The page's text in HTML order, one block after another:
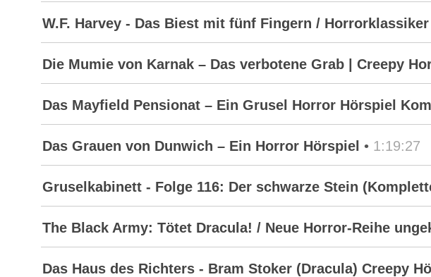
W.F. Harvey - Das Biest mit fünf Fingern /
Die Mumie von Karnak – Das verbotene Grab | Creepy
Das Mayfield Pensionat – Ein Grusel Horror Hörspiel
Das Grauen von Dunwich – Ein Horror Hörspiel • 1:19:27
Gruselkabinett - Folge 116: Der schwarze Stein
The Black Army: Tötet Dracula! / Neue Horror-Reihe
Das Haus des Richters - Bram Stoker (Dracula) Creepy